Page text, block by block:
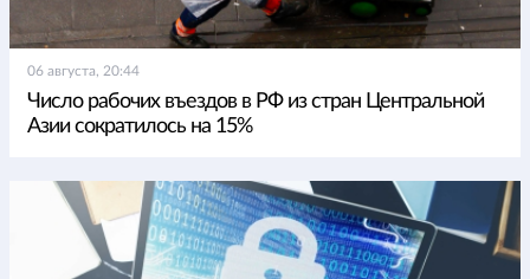
06 августа, 20:44
Число рабочих въездов в РФ из стран Центральной
Азии сократилось на 15%